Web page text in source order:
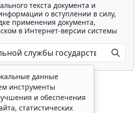
текста документа и
о вступлении в силу,
применения документа,
в Интернет-версии системы
данные
инструменты
и обеспечения
статистических